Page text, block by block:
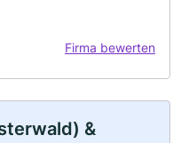
Firma bewerten
&